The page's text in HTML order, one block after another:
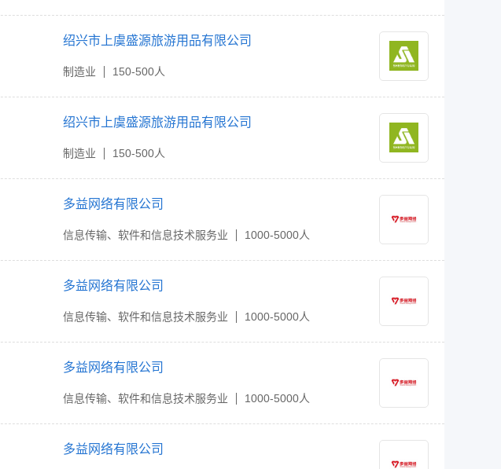
绍兴市上虞盛源旅游用品有限公司
制造业 150-500人
绍兴市上虞盛源旅游用品有限公司
制造业 150-500人
多益网络有限公司
信息传输、软件和信息技术服务业 1000-5000人
多益网络有限公司
信息传输、软件和信息技术服务业 1000-5000人
多益网络有限公司
信息传输、软件和信息技术服务业 1000-5000人
多益网络有限公司